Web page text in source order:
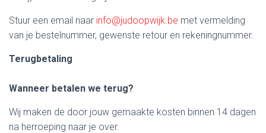
Stuur een email naar info@judoopwijk.be met vermelding
van je bestelnummer, gewenste retour en rekeningnummer.
Terugbetaling
Wanneer betalen we terug?
Wij maken de door jouw gemaakte kosten binnen 14 dagen
na herroeping naar je over.